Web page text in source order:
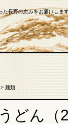
た長野の恵みをお届けしま
麺類
どん（